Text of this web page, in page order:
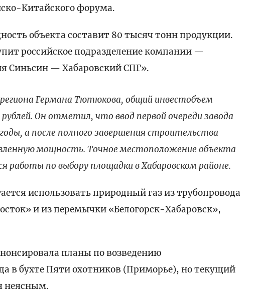
Китайского форума.
объекта составит 80 тысяч тонн продукции.
российское подразделение компании —
Синьсин — Хабаровский СПГ».
Германа Тютюкова, общий инвестобъем
Он отметил, что ввод первой очереди завода
а после полного завершения строительства
мощность. Точное местоположение объекта
работы по выбору площадки в Хабаровском районе.
использовать природный газ из трубопровода
и из перемычки «Белогорск-Хабаровск»,
планы по возведению
в бухте Пяти охотников (Приморье), но текущий
неясным.